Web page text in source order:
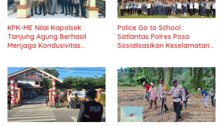
KPK-ME Nilai Kapolsek
Tanjung Agung Berhasil
Menjaga Kondusivitas
Police Go to School :
Satlantas Polres Poso
Sosialisasikan Keselamatan